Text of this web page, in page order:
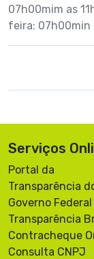
07h00mim as
feira: 07h00min
Serviços
Portal da
Transparência
Governo Federal
Transparência
Contracheque
Consulta CNPJ